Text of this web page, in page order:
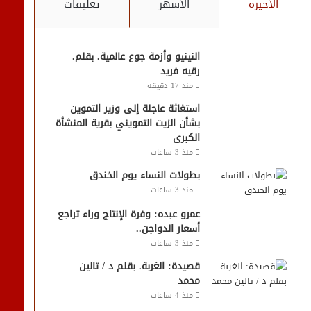
الأخيرة الأشهر تعليقات
النينيو وأزمة جوع عالمية. بقلم.
رقيه فريد
منذ 17 دقيقة
استغاثة عاجلة إلى وزير التموين
بشأن الزيت التمويني بقرية المنشأة
الكبرى
منذ 3 ساعات
بطولات النساء يوم الخندق
منذ 3 ساعات
عمرو عبده: وفرة الإنتاج وراء تراجع
أسعار الدواجن..
منذ 3 ساعات
قصيدة: الغربة. بقلم د / تالين
محمد
منذ 4 ساعات